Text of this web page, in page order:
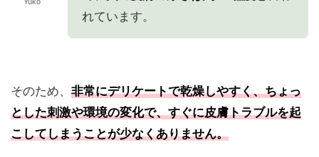
れています。
そのため、 非常にデリケートで乾燥しやすく、ちょっ
とした刺激や環境の変化で、すぐに皮膚トラブルを起
こしてしまうことが少なくありません。